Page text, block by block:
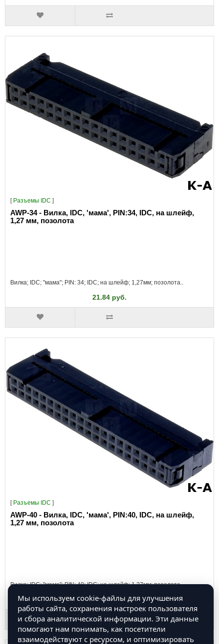
[ Разъeмы IDC ]
AWP-34 - Вилка, IDC, 'мама', PIN:34, IDC, на шлейф,
1,27 мм, позолота
Вилка; IDC; "мама"; PIN: 34; IDC; на шлейф; 1,27мм; позолота..
21.84 руб.
[ Разъeмы IDC ]
AWP-40 - Вилка, IDC, 'мама', PIN:40, IDC, на шлейф,
1,27 мм, позолота
Вилка; IDC; "мама"; PIN: 40; IDC; на шлейф; 1,27мм; позолота..
27.30 руб.
Мы используем cookie-файлы для улучшения
работы сайта, сохранения настроек пользователя
и сбора аналитической информации. Эти данные
помогают нам понимать, как посетители
взаимодействуют с ресурсом, и оптимизировать